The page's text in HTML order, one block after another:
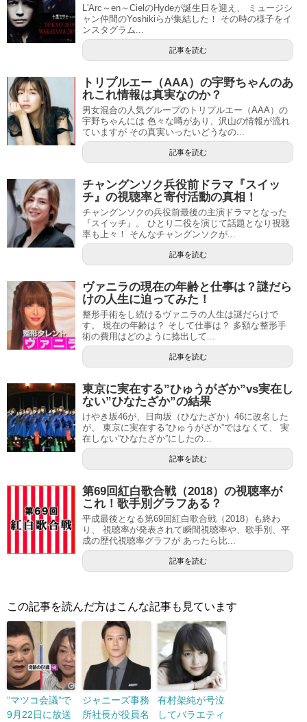
L'Arc～en～CielのHydeが誕生日を迎え、 ミュージシ
ャン仲間のYoshikiらが集結した！ その時の様子をイ
ンスタグラム...
記事を読む
トリプルエー（AAA）の宇野ちゃんのあ
れこれ情報は真実なのか？
男女混合の人気グループのトリプルエー（AAA）の
宇野ちゃんには 色々な噂があり、沢山の情報が流れ
ていますが その真実いったいどうなの...
記事を読む
チャングンソク兵役前ドラマ『スイッ
チ』の視聴率と寄付活動の真相！
チャングンソクの兵役前最後の主演ドラマとなった
『スイッチ』。 ひとり二役を演じて話題となり視聴
率も上々！ そんなチャングンソクが...
記事を読む
ヴァニラの現在の年齢と仕事は？謎だら
けの人生に迫ってみた！
整形手術をし続けるヴァニラの人生は謎だらけで
す。 現在の年齢は？ そして仕事は？ 多額な整形手
術の費用はどのように捻出して...
記事を読む
東京に実在する”ひゅうがざか”vs実在し
ない”ひなたざか”の結果
けやき坂46が、日向坂（ひなたざか）46に改名した
が、 東京に実在する”ひゅうがざか”ではなくて、 実
在しない”ひなたざか”にしたの...
記事を読む
第69回紅白歌合戦（2018）の視聴率が
これ！歌手別グラフある？
平成最後となる第69回紅白歌合戦（2018）も終わ
り、 視聴率が発表されて瞬間視聴率や、歌手別、平
成の歴代視聴率グラフが あったら比...
記事を読む
この記事を読んだ方はこんな記事も見ています
”マツコ会議”で
9月22日に放送
ジャニーズ事務
所社長が役員名
有村架純が号泣
してバラエティ